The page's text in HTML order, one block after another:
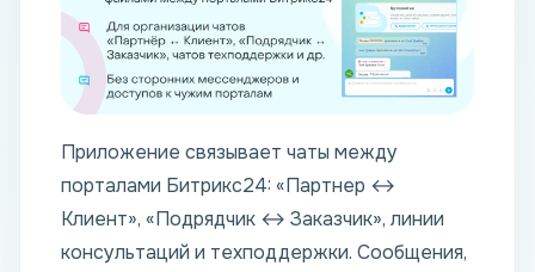
Приложение связывает чаты между
порталами Битрикс24: «Партнер ↔
Клиент», «Подрядчик ↔ Заказчик», линии
консультаций и техподдержки. Сообщения,